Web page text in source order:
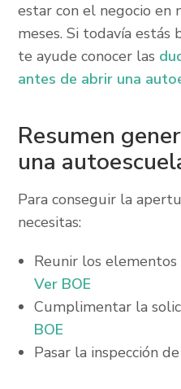
estar con el negocio en
meses. Si todavía estás
te ayude conocer las
antes de abrir una
Resumen
una
Para conseguir la
necesitas:
Reunir los
Ver BOE
Cumplimentar la
BOE
Pasar la inspección